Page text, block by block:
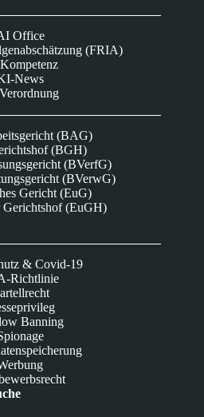
Office
(FRIA)
News
(BAG)
(BGH)
(BVerfG)
(BVerwG)
Gericht (EuG)
Gerichtshof (EuGH)
& Covid-19
Richtlinie
Banning